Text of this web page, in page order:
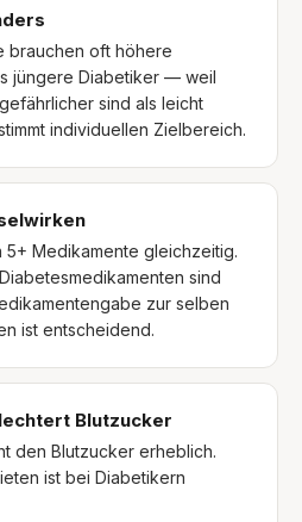
brauchen oft höhere
jüngere Diabetiker — weil
sind als leicht
individuellen Zielbereich.
Medikamente gleichzeitig.
sind
zur selben
ist entscheidend.
Blutzucker
den Blutzucker erheblich.
ist bei Diabetikern